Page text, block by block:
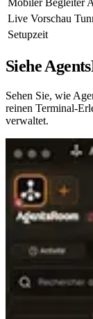
Mobiler Begleiter
Live Vorschau
Setupzeit
Siehe
Sehen Sie, wie
reinen Terminal-
verwaltet.